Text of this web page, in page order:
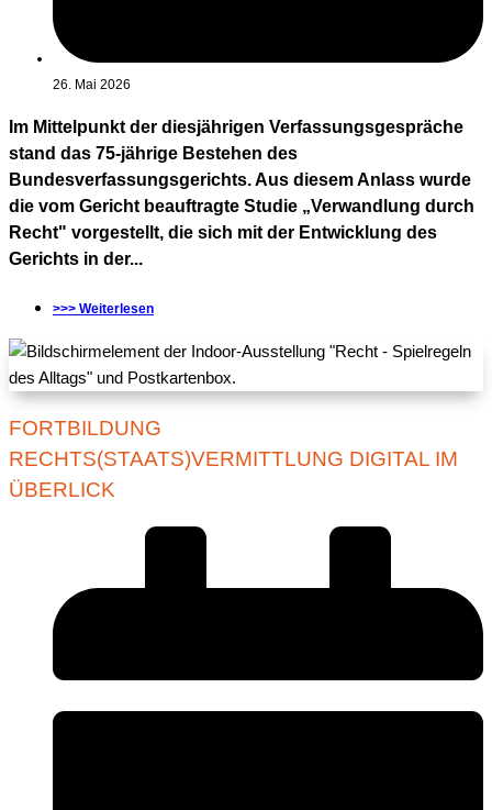
26. Mai 2026
Im Mittelpunkt der diesjährigen Verfassungsgespräche
stand das 75-jährige Bestehen des
Bundesverfassungsgerichts. Aus diesem Anlass wurde
die vom Gericht beauftragte Studie „Verwandlung durch
Recht" vorgestellt, die sich mit der Entwicklung des
Gerichts in der...
>>> Weiterlesen
FORTBILDUNG
RECHTS(STAATS)VERMITTLUNG DIGITAL IM
ÜBERLICK